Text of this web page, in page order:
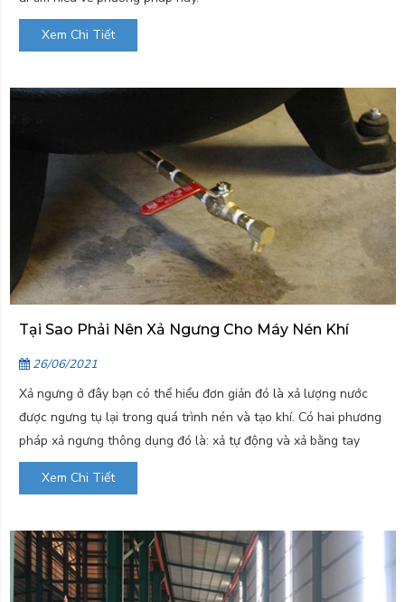
Xem Chi Tiết
Tại Sao Phải Nên Xả Ngưng Cho Máy Nén Khí
26/06/2021
Xả ngưng ở đây bạn có thể hiểu đơn giản đó là xả lượng nước
được ngưng tụ lại trong quá trình nén và tạo khí. Có hai phương
pháp xả ngưng thông dụng đó là: xả tự động và xả bằng tay
Xem Chi Tiết